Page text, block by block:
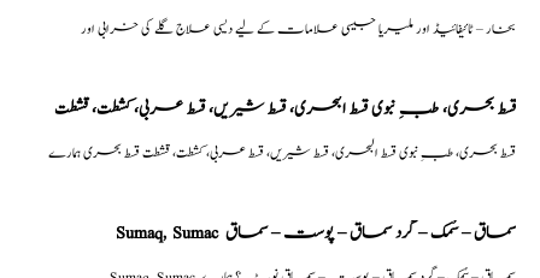
بخار – ٹائیفائیڈ اور ملیریا جیسی علامات کے لیے دیسی علاج گلے کی خرابی اور
قسط بحری، طبِ نبوی قسط البحری، قسط شیریں، قسط عربی، كشطت، قشطت
قسط بحری، طبِ نبوی قسط البحری، قسط شیریں، قسط عربی، كشطت، قشطت قسط بحری ہمارے
Sumaq, Sumac سماق – سُمک – گرد سماق – پوست – سماق